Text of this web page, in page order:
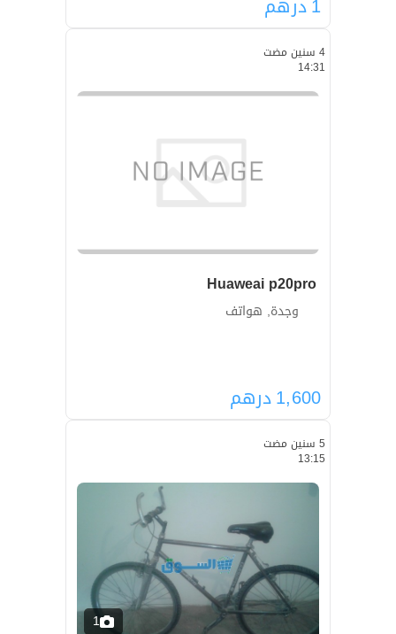
4 سنين مضت
14:31
Huaweai p20pro
وجدة, هواتف
1,600درهم
5 سنين مضت
13:15
1